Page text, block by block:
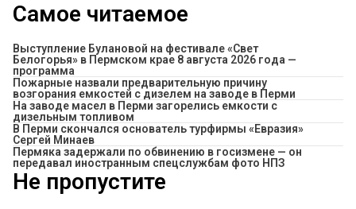
Самое читаемое
Выступление Булановой на фестивале «Свет
Белогорья» в Пермском крае 8 августа 2026 года —
программа
Пожарные назвали предварительную причину
возгорания емкостей с дизелем на заводе в Перми
На заводе масел в Перми загорелись емкости с
дизельным топливом
В Перми скончался основатель турфирмы «Евразия»
Сергей Минаев
Пермяка задержали по обвинению в госизмене — он
передавал иностранным спецслужбам фото НПЗ
Не пропустите